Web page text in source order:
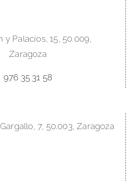
y Palacios, 15, 50.009,
Zaragoza
976 35 31 58
7, 50.003, Zaragoza